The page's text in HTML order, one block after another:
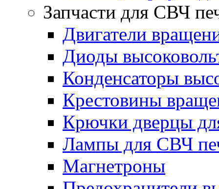
Запчасти для СВЧ
Двигатели
Диоды
Конденсаторы
Крестовины
Крючки дверцы
Лампы для СВЧ
Магнетроны